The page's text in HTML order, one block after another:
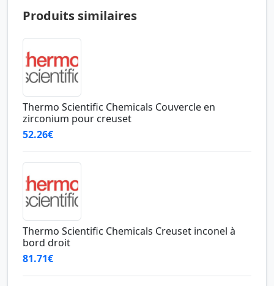
Produits similaires
Thermo Scientific Chemicals Couvercle en
zirconium pour creuset
52.26€
Thermo Scientific Chemicals Creuset inconel à
bord droit
81.71€